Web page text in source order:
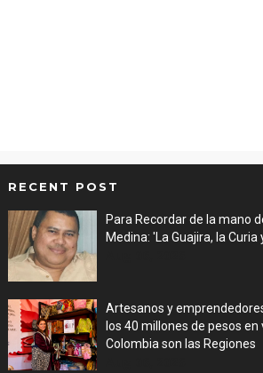
RECENT POST
Para Recordar de la mano
Medina: 'La Guajira, la Curia
Artesanos y
los 40 millones de pesos
Colombia son las Regiones